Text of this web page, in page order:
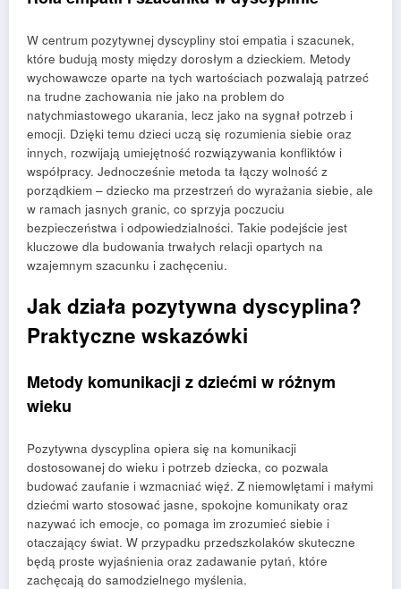
W centrum pozytywnej dyscypliny stoi empatia i szacunek,
które budują mosty między dorosłym a dzieckiem. Metody
wychowawcze oparte na tych wartościach pozwalają patrzeć
na trudne zachowania nie jako na problem do
natychmiastowego ukarania, lecz jako na sygnał potrzeb i
emocji. Dzięki temu dzieci uczą się rozumienia siebie oraz
innych, rozwijają umiejętność rozwiązywania konfliktów i
współpracy. Jednocześnie metoda ta łączy wolność z
porządkiem – dziecko ma przestrzeń do wyrażania siebie, ale
w ramach jasnych granic, co sprzyja poczuciu
bezpieczeństwa i odpowiedzialności. Takie podejście jest
kluczowe dla budowania trwałych relacji opartych na
wzajemnym szacunku i zachęceniu.
Jak działa pozytywna dyscyplina?
Praktyczne wskazówki
Metody komunikacji z dziećmi w różnym
wieku
Pozytywna dyscyplina opiera się na komunikacji
dostosowanej do wieku i potrzeb dziecka, co pozwala
budować zaufanie i wzmacniać więź. Z niemowlętami i małymi
dziećmi warto stosować jasne, spokojne komunikaty oraz
nazywać ich emocje, co pomaga im zrozumieć siebie i
otaczający świat. W przypadku przedszkolaków skuteczne
będą proste wyjaśnienia oraz zadawanie pytań, które
zachęcają do samodzielnego myślenia.